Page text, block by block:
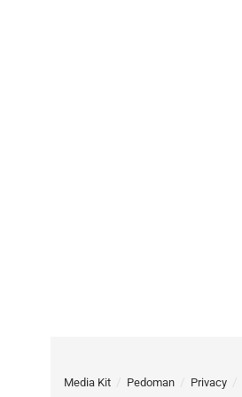
Media Kit Pedoman Privacy